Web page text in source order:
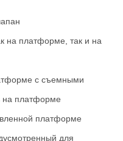
на платформе, так и на
с съемными
на платформе
платформе
для